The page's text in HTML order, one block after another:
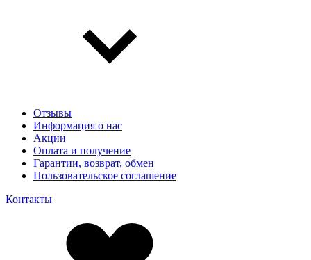
Отзывы
Информация о нас
Акции
Оплата и получение
Гарантии, возврат, обмен
Пользовательское соглашение
Контакты